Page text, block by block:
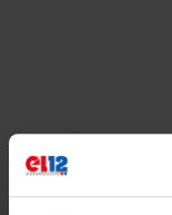
Kontakt